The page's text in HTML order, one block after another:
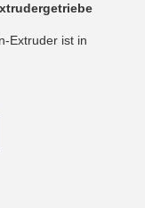
Extruder ist in